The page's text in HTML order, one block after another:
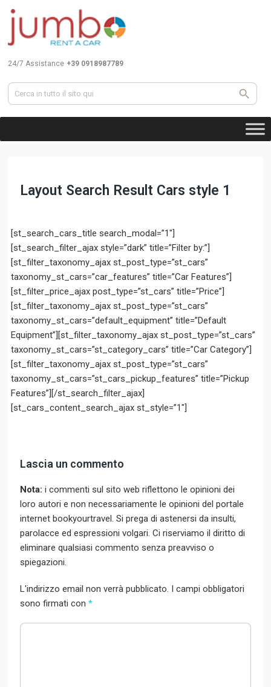
24/7 Assistance +39 0918987789
Layout Search Result Cars style 1
[st_search_cars_title search_modal=”1″]
[st_search_filter_ajax style=”dark” title=”Filter by:”]
[st_filter_taxonomy_ajax st_post_type=”st_cars”
taxonomy_st_cars=”car_features” title=”Car Features”]
[st_filter_price_ajax post_type=”st_cars” title=”Price”]
[st_filter_taxonomy_ajax st_post_type=”st_cars”
taxonomy_st_cars=”default_equipment” title=”Default
Equipment”][st_filter_taxonomy_ajax st_post_type=”st_cars”
taxonomy_st_cars=”st_category_cars” title=”Car Category”]
[st_filter_taxonomy_ajax st_post_type=”st_cars”
taxonomy_st_cars=”st_cars_pickup_features” title=”Pickup
Features”][/st_search_filter_ajax]
[st_cars_content_search_ajax st_style=”1″]
Lascia un commento
Nota: i commenti sul sito web riflettono le opinioni dei
loro autori e non necessariamente le opinioni del portale
internet bookyourtravel. Si prega di astenersi da insulti,
parolacce ed espressioni volgari. Ci riserviamo il diritto di
eliminare qualsiasi commento senza preavviso o
spiegazioni.
L'indirizzo email non verrà pubblicato. I campi obbligatori
sono firmati con*